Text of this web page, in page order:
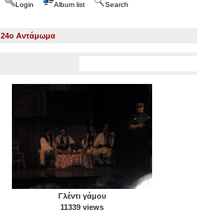
Login Album list Search
24ο Αντάμωμα
Γλέντι γάμου
11339 views